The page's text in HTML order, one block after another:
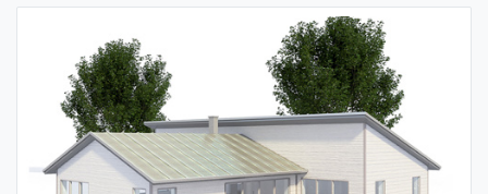
Materialvalen in- och utvändigt andas den moderna känslan.
Den smarta planlösningen gör att huset rymmer allt man kan
önska sig. Vardagsrummet har en öppen anslutning till kök och
matplats med tre stora glasdörrar som leder ut till altanen. Välj
att öppna upp innertaket till nock i vardagsrummet (ryggåstak)
för att få ännu mer känsla av rymd i rummet. Huset har tre väl
tilltagna sovrum, ett badrum och en separat toalett.